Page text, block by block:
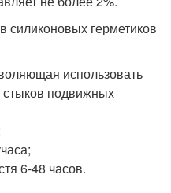
силиконовых герметиков
использовать
стыков подвижных
6-48 часов.